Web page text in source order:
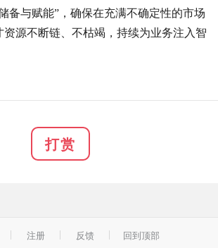
备与赋能”，确保在充满不确定性的市场
资源不断链、不枯竭，持续为业务注入智
打赏
注册 反馈 回到顶部